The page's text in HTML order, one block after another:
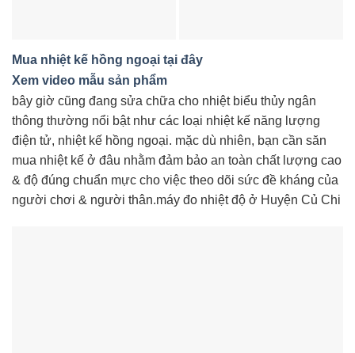
Mua nhiệt kế hồng ngoại tại đây
Xem video mẫu sản phẩm
bây giờ cũng đang sửa chữa cho nhiệt biểu thủy ngân
thông thường nổi bật như các loại nhiệt kế năng lượng
điện tử, nhiệt kế hồng ngoại. mặc dù nhiên, bạn cần săn
mua nhiệt kế ở đâu nhằm đảm bảo an toàn chất lượng cao
& độ đúng chuẩn mực cho việc theo dõi sức đề kháng của
người chơi & người thân.máy đo nhiệt độ ở Huyện Củ Chi